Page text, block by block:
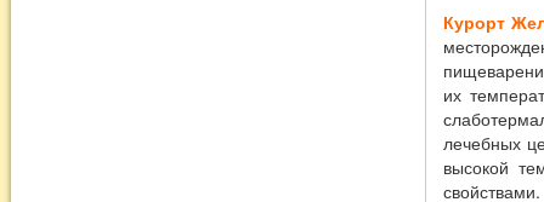
Курорт
их
лечебных
высокой
свойствами.